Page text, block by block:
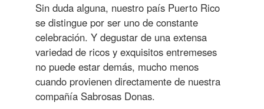
Sin duda alguna, nuestro país Puerto Rico
se distingue por ser uno de constante
celebración. Y degustar de una extensa
variedad de ricos y exquisitos entremeses
no puede estar demás, mucho menos
cuando provienen directamente de nuestra
compañía Sabrosas Donas.